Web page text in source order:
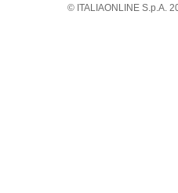
© ITALIAONLINE S.p.A.